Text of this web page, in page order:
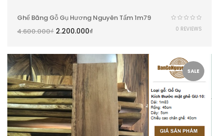
Ghế Băng Gỗ Gụ Hương Nguyên Tấm 1m79
4.600.000₫ 2.200.000₫ 0 REVIEWS
SALE